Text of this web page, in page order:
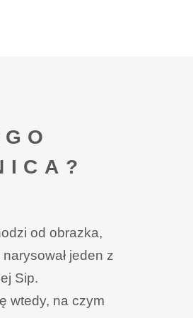
od obrazka,
jeden z
Sip.
wtedy, na czym